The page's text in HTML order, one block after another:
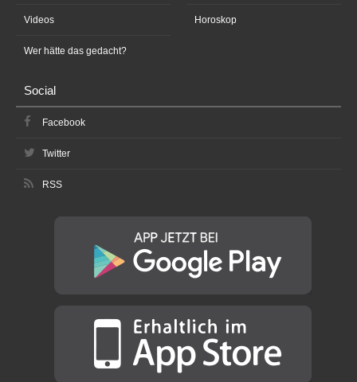
Videos
Wer hätte das gedacht?
Horoskop
Social
Facebook
Twitter
RSS